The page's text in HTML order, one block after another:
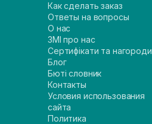
Как сделать заказ
Ответы на вопросы
О нас
ЗМІ про нас
Сертифікати та нагороди
Блог
Бюті словник
Контакты
Условия использования
сайта
Политика